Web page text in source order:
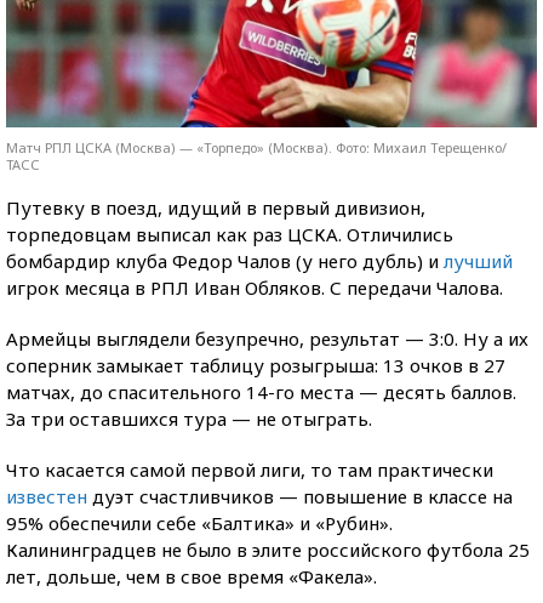
Матч РПЛ ЦСКА (Москва) — «Торпедо» (Москва). Фото: Михаил Терещенко/
ТАСС
Путевку в поезд, идущий в первый дивизион,
торпедовцам выписал как раз ЦСКА. Отличились
бомбардир клуба Федор Чалов (у него дубль) и лучший
игрок месяца в РПЛ Иван Обляков. С передачи Чалова.
Армейцы выглядели безупречно, результат — 3:0. Ну а их
соперник замыкает таблицу розыгрыша: 13 очков в 27
матчах, до спасительного 14-го места — десять баллов.
За три оставшихся тура — не отыграть.
Что касается самой первой лиги, то там практически
известен дуэт счастливчиков — повышение в классе на
95% обеспечили себе «Балтика» и «Рубин».
Калининградцев не было в элите российского футбола 25
лет, дольше, чем в свое время «Факела».